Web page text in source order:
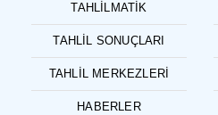
TAHLILMATIK
TAHLIL SONUÇLARI
TAHLIL MERKEZLERI
HABERLER